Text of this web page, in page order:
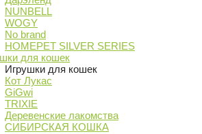
NUNBELL
WOGY
No brand
HOMEPET SILVER SERIES
для кошек
Игрушки для кошек
Кот Лукас
GiGwi
TRIXIE
Деревенские лакомства
СИБИРСКАЯ КОШКА